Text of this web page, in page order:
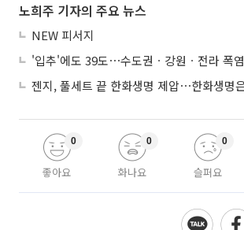
노희주 기자의 주요 뉴스
NEW 피서지
'입추'에도 39도⋯수도권ㆍ강원ㆍ전라 폭염
좋아요
0
화나요
0
슬퍼요
0